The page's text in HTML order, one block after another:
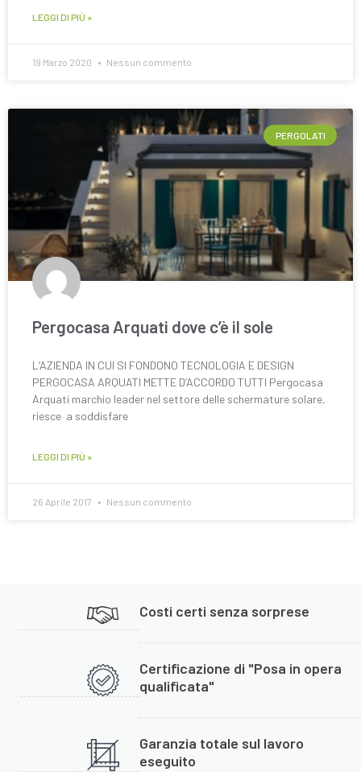
LEGGI DI PIÙ »
19 Marzo 2020 Nessun commento
PERGOLATI
Pergocasa Arquati dove c’è il sole
L’AZIENDA IN CUI SI FONDONO TECNOLOGIA E DESIGN
PERGOCASA ARQUATI METTE D’ACCORDO TUTTI Pergocasa
Arquati marchio leader nel settore delle schermature solare,
riesce a soddisfare
LEGGI DI PIÙ »
26 Aprile 2017 Nessun commento
Costi certi senza sorprese
Certificazione di "Posa in opera
qualificata"
Garanzia totale sul lavoro
eseguito